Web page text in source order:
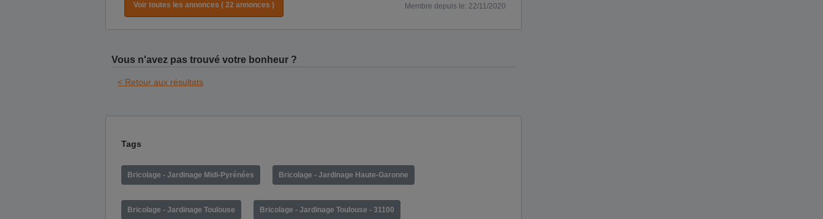
Voir toutes les annonces ( 22 annonces ) Membre depuis le: 22/11/2020
Vous n'avez pas trouvé votre bonheur ?
< Retour aux résultats
Tags
Bricolage - Jardinage Midi-Pyrénées Bricolage - Jardinage Haute-Garonne
Bricolage - Jardinage Toulouse Bricolage - Jardinage Toulouse - 31100